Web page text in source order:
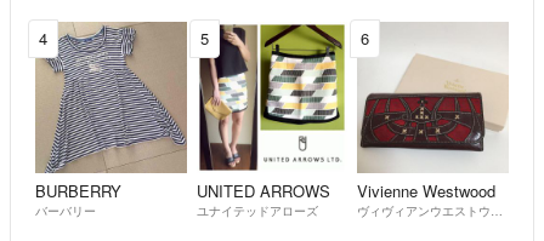
4
BURBERRY
バーバリー
5
UNITED ARROWS
ユナイテッドアローズ
6
Vivienne Westwood